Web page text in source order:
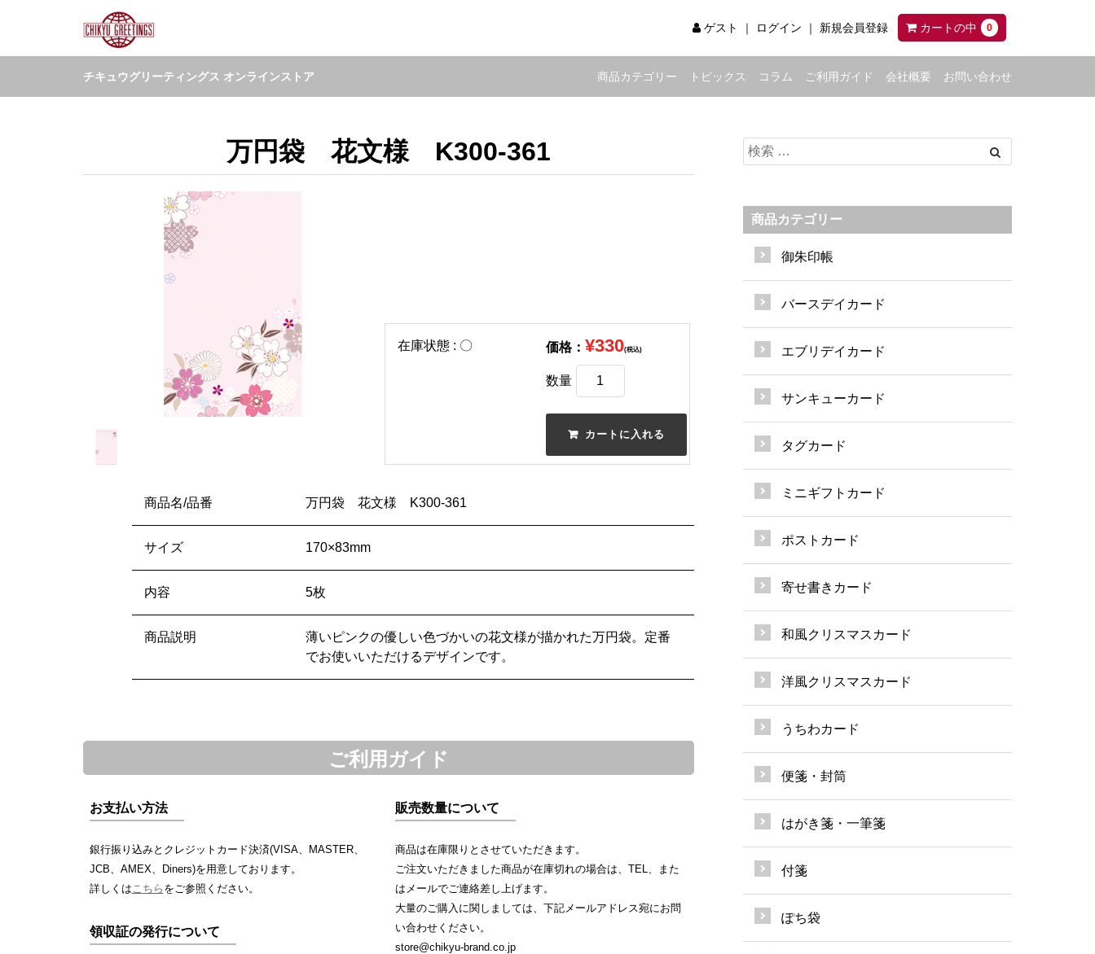
ゲスト ログイン 新規会員登録 カートの中 0
チキュウグリーティングス オンラインストア 商品カテゴリー トピックス コラム ご利用ガイド 会社概要 お問い合わせ
万円袋 花文様 K300-361
在庫状態 : 〇 価格： ¥330(税込)
数量
商品名/品番 万円袋 花文様 K300-361
サイズ 170×83mm
内容 5枚
商品説明
薄いピンクの優しい色づかいの花文様が描かれた万円袋。定番
でお使いいただけるデザインです。
ご利用ガイド
お支払い方法
銀行振り込みとクレジットカード決済(VISA、MASTER、
JCB、AMEX、Diners)を用意しております。
詳しくは こちら をご参照ください。
領収証の発行について
販売数量について
商品は在庫限りとさせていただきます。
ご注文いただきました商品が在庫切れの場合は、TEL、また
はメールでご連絡差し上げます。
大量のご購入に関しましては、下記メールアドレス宛にお問
い合わせください。
store@chikyu-brand.co.jp
商品カテゴリー
御朱印帳
バースデイカード
エブリデイカード
サンキューカード
タグカード
ミニギフトカード
ポストカード
寄せ書きカード
和風クリスマスカード
洋風クリスマスカード
うちわカード
便箋・封筒
はがき箋・一筆箋
付箋
ぽち袋